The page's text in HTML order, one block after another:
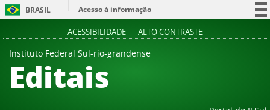
BRASIL
Acesso à informação
ACESSIBILIDADE ALTO CONTRASTE
Instituto Federal Sul-rio-grandense
Editais